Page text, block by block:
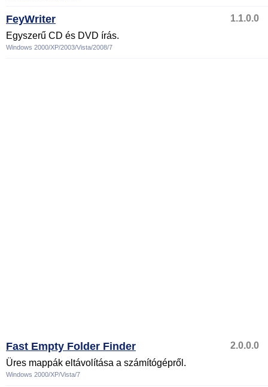
FeyWriter
1.1.0.0
Egyszerű CD és DVD írás.
Windows 2000/XP/2003/Vista/2008/7
Fast Empty Folder Finder
2.0.0.0
Üres mappák eltávolítása a számítógépről.
Windows 2000/XP/Vista/7